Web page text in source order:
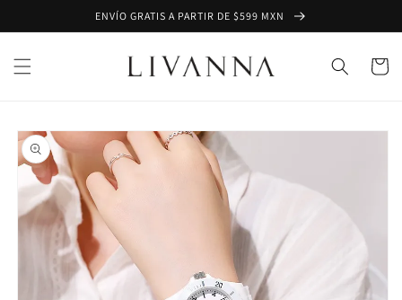
directamente
al contenido
ENVÍO GRATIS A PARTIR DE $599 MXN
Carrito
directamente
a la
información
del producto